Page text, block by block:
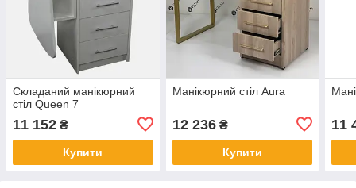
Складаний манікюрний
стіл Queen 7
11 152 ₴
Купити
Манікюрний стіл Aura
12 236₴
Купити
11